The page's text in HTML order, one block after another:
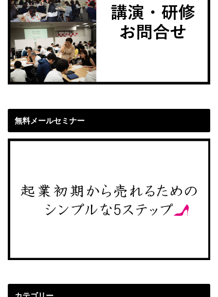
無料メールセミナー